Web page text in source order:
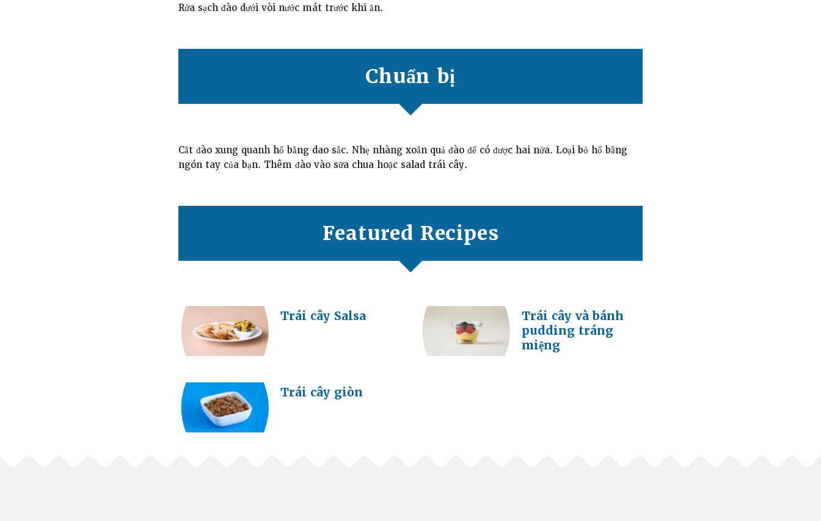
Rửa sạch đào dưới vòi nước mát trước khi ăn.
Chuẩn bị
Cắt đào xung quanh hố bằng dao sắc. Nhẹ nhàng xoắn quả đào để có được hai nửa. Loại bỏ hố bằng
ngón tay của bạn. Thêm đào vào sữa chua hoặc salad trái cây.
Featured Recipes
Trái cây Salsa
Trái cây và bánh
pudding tráng
miệng
Trái cây giòn